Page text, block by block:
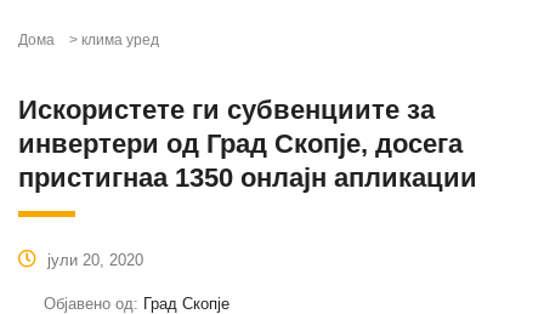
Дома > клима уред
Искористете ги субвенциите за
инвертери од Град Скопје, досега
пристигнаа 1350 онлајн апликации
јули 20, 2020
Објавено од: Град Скопје